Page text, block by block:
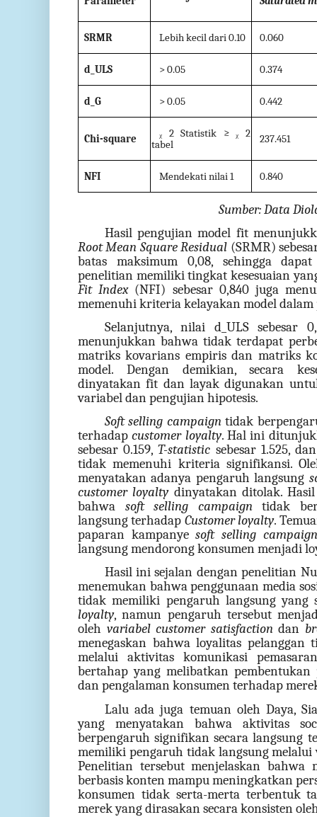
SRMR Lebih kecil dari 0.10 0.060
d_ULS > 0.05 0.374
d_G > 0.05 0.442
Chi-square
ᵪ 2 Statistik ≥ ᵪ 2
tabel
237.451
NFI Mendekati nilai 1 0.840
Sumber: Data
Hasil pengujian model fit
Root Mean Square Residual (SRMR)
batas maksimum 0,08, sehingga
penelitian memiliki tingkat kesesuaian
Fit Index(NFI) sebesar 0,840 juga
memenuhi kriteria kelayakan model dalam
Selanjutnya, nilai d_ULS sebesar
menunjukkan bahwa tidak terdapat
matriks kovarians empiris dan matriks
model. Dengan demikian, secara
dinyatakan fit dan layak digunakan
variabel dan pengujian hipotesis.
Soft selling campaigntidak
terhadapcustomer loyalty. Hal ini
sebesar 0.159,T-statistic sebesar 1.525,
tidak memenuhi kriteria signifikansi.
menyatakan adanya pengaruh langsung
customer loyaltydinyatakan ditolak.
bahwa soft selling campaigntidak
langsung terhadap Customer loyalty.
paparan kampanyesoft selling campaign
langsung mendorong konsumen menjadi
Hasil ini sejalan dengan penelitian
menemukan bahwa penggunaan media
tidak memiliki pengaruh langsung
loyalty, namun pengaruh tersebut
oleh variabel customer satisfactiondan
menegaskan bahwa loyalitas
melalui aktivitas komunikasi
bertahap yang melibatkan pembentukan
dan pengalaman konsumen terhadap
Lalu ada juga temuan oleh Daya,
yang menyatakan bahwa aktivitas
berpengaruh signifikan secara langsung
memiliki pengaruh tidak langsung
Penelitian tersebut menjelaskan bahwa
berbasis konten mampu meningkatkan
konsumen tidak serta-merta terbentuk
merek yang dirasakan secara konsisten